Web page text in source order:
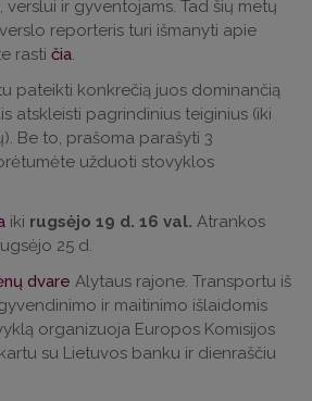
ir gyventojams. Tad šių metų
reporteris turi išmanyti apie
rasti čia
pateikti konkrečią juos dominančią
atskleisti pagrindinius teiginius (iki
Be to, prašoma parašyti 3
užduoti stovyklos
iki rugsėjo 19 d. 16 val. Atrankos
25 d.
dvare Alytaus rajone. Transportu iš
ir maitinimo išlaidomis
organizuoja Europos Komisijos
su Lietuvos banku ir dienraščiu